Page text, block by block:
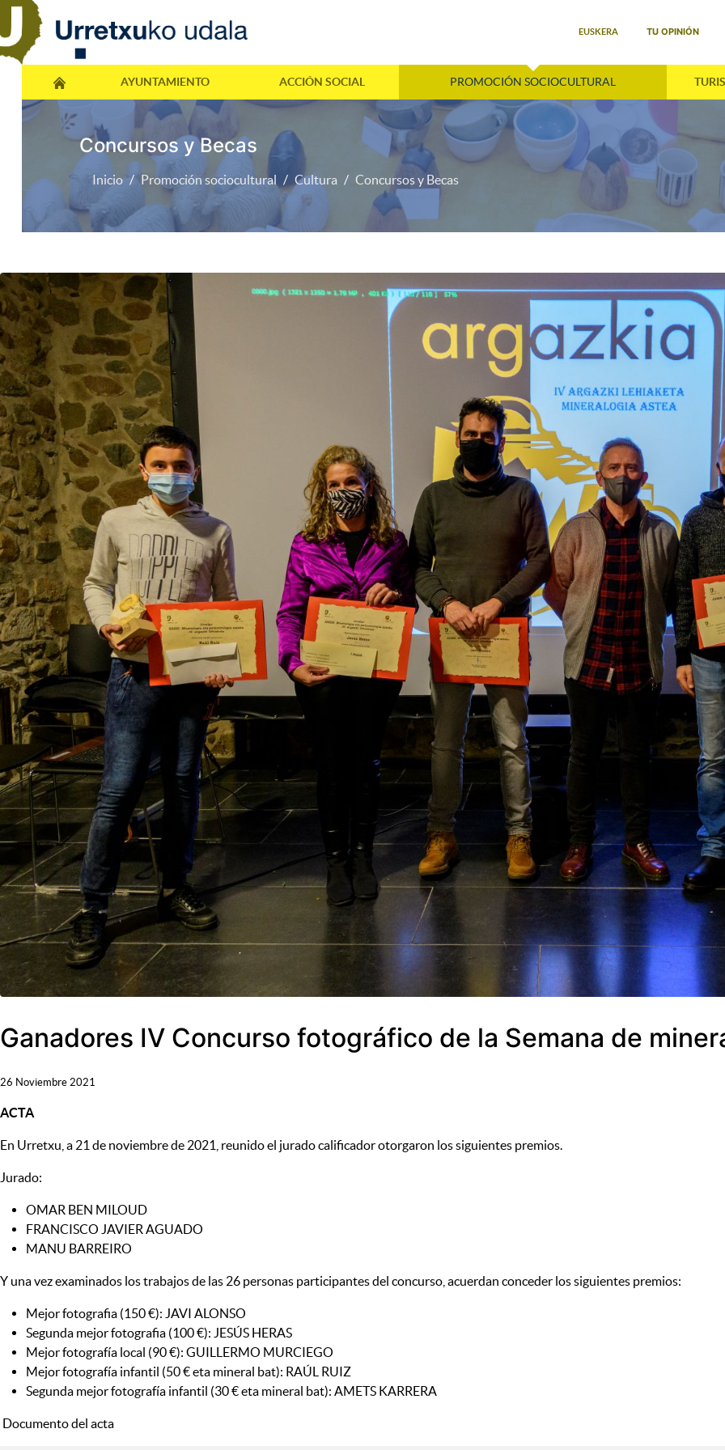
EUSKERA TU OPINIÓN
AYUNTAMIENTO ACCIÓN SOCIAL PROMOCIÓN SOCIOCULTURAL
Concursos y Becas
Inicio Promoción sociocultural Cultura Concursos y Becas
Ganadores IV Concurso fotográfico de la Semana de
26 Noviembre 2021
ACTA
En Urretxu, a 21 de noviembre de 2021, reunido el jurado calificador otorgaron los siguientes premios.
Jurado:
OMAR BEN MILOUD
FRANCISCO JAVIER AGUADO
MANU BARREIRO
Y una vez examinados los trabajos de las 26 personas participantes del concurso, acuerdan conceder los siguientes premios:
Mejor fotografia (150 €): JAVI ALONSO
Segunda mejor fotografia (100 €): JESÚS HERAS
Mejor fotografía local (90 €): GUILLERMO MURCIEGO
Mejor fotografía infantil (50 € eta mineral bat): RAÚL RUIZ
Segunda mejor fotografía infantil (30 € eta mineral bat): AMETS KARRERA
Documento del acta